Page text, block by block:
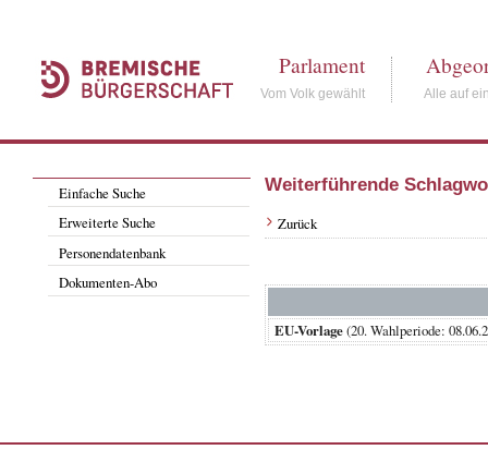
Parlament
Vom Volk gewählt Alle auf
Einfache Suche
Erweiterte Suche
Personendatenbank
Dokumenten-Abo
Weiterführende
Zurück
EU-Vorlage(20. Wahlperiode: